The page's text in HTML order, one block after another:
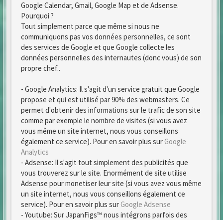
Google Calendar, Gmail, Google Map et de Adsense.
Pourquoi ?
Tout simplement parce que même si nous ne
communiquons pas vos données personnelles, ce sont
des services de Google et que Google collecte les
données personnelles des internautes (donc vous) de son
propre chef..
- Google Analytics: Il s'agit d'un service gratuit que Google
propose et qui est utilisé par 90% des webmasters. Ce
permet d'obtenir des informations sur le trafic de son site
comme par exemple le nombre de visites (si vous avez
vous même un site internet, nous vous conseillons
également ce service). Pour en savoir plus sur Google
Analytics
- Adsense: Il s'agit tout simplement des publicités que
vous trouverez sur le site. Enormément de site utilise
Adsense pour monetiser leur site (si vous avez vous même
un site internet, nous vous conseillons également ce
service). Pour en savoir plus sur Google Adsense
- Youtube: Sur JapanFigs™ nous intégrons parfois des